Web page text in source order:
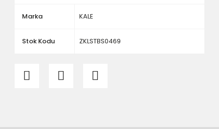
Marka KALE
Stok Kodu ZKLSTBS0469